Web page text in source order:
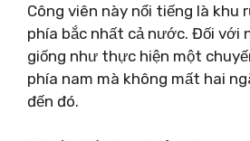
Công viên này nổi tiếng là khu
phía bắc nhất cả nước. Đối với
giống như thực hiện một
phía nam mà không mất hai
đến đó.